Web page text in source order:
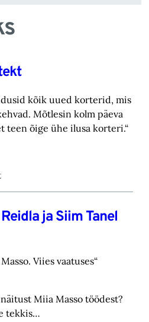
kõik uued korterid, mis
Mõtlesin kolm päeva
teen õige ühe ilusa korteri.“
ja Siim Tanel
Viies vaatuses“
Miia Masso töödest?
tekkis…